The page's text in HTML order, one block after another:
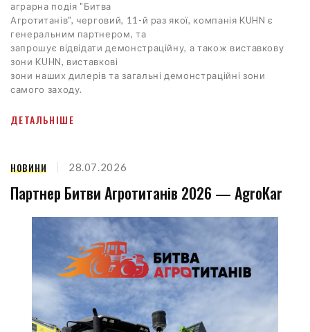
аграрна подія "Битва
Агротитанів", черговий, 11-й раз якої, компанія KUHN є
генеральним партнером, та
запрошує відвідати демонстраційну, а також виставкову
зони KUHN, виставкові
зони наших дилерів та загальні демонстраційні зони
самого заходу.
ДЕТАЛЬНІШЕ
НОВИНИ 28.07.2026
Партнер Битви Агротитанів 2026 — AgroKar